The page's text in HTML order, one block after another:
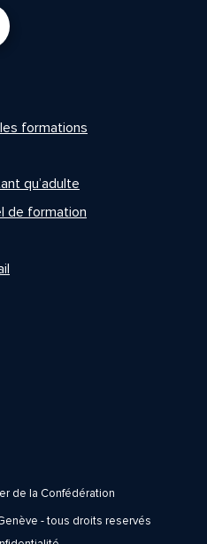
formations
qu’adulte
de formation
de la Confédération
- tous droits reservés